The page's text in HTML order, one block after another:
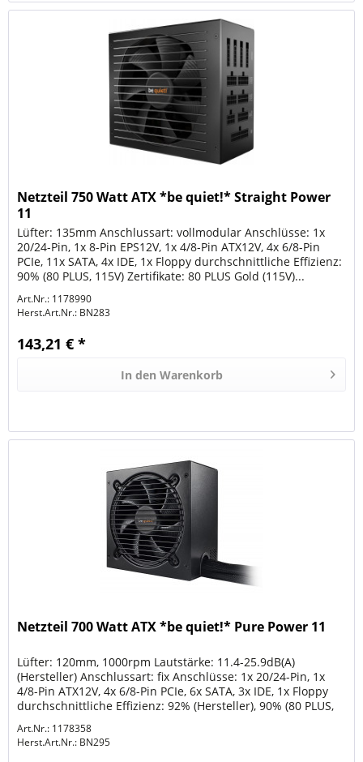
Netzteil 750 Watt ATX *be quiet!* Straight Power
11
Lüfter: 135mm Anschlussart: vollmodular Anschlüsse: 1x
20/24-Pin, 1x 8-Pin EPS12V, 1x 4/8-Pin ATX12V, 4x 6/8-Pin
PCIe, 11x SATA, 4x IDE, 1x Floppy durchschnittliche Effizienz:
90% (80 PLUS, 115V) Zertifikate: 80 PLUS Gold (115V)...
Art.Nr.: 1178990
Herst.Art.Nr.: BN283
143,21 € *
In den Warenkorb
Netzteil 700 Watt ATX *be quiet!* Pure Power 11
Lüfter: 120mm, 1000rpm Lautstärke: 11.4-25.9dB(A)
(Hersteller) Anschlussart: fix Anschlüsse: 1x 20/24-Pin, 1x
4/8-Pin ATX12V, 4x 6/8-Pin PCIe, 6x SATA, 3x IDE, 1x Floppy
durchschnittliche Effizienz: 92% (Hersteller), 90% (80 PLUS,
Art.Nr.: 1178358
Herst.Art.Nr.: BN295